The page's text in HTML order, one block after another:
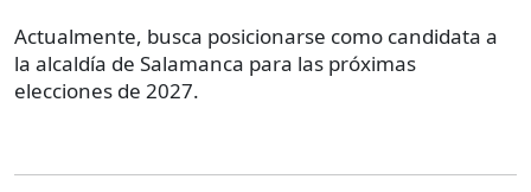
Actualmente, busca posicionarse como candidata a
la alcaldía de Salamanca para las próximas
elecciones de 2027.